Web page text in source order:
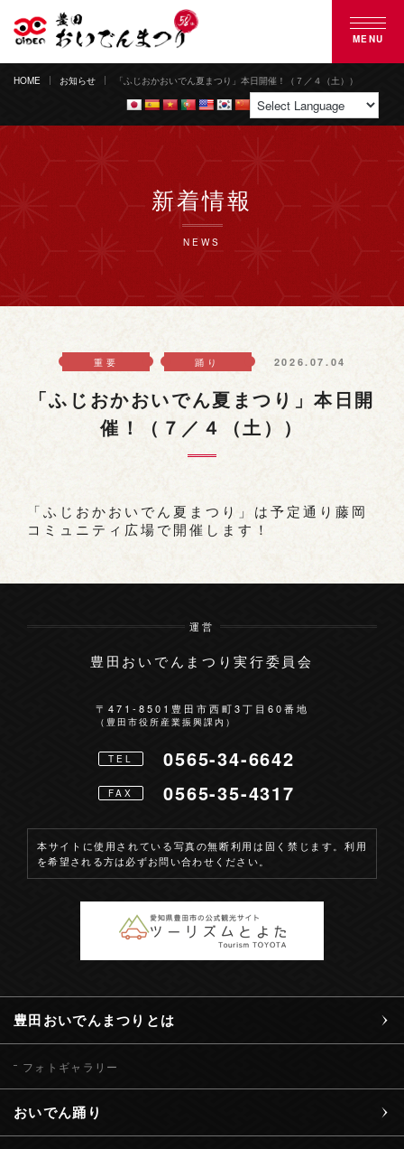
MENU
豊田おいでんまつりとは
よくある質問
HOME お知らせ 「ふじおかおいでん夏まつり」本日開催！（７／４（土））
新着情報
NEWS
重要 踊り 2026.07.04
「ふじおかおいでん夏まつり」本日開
催！（７／４（土））
「ふじおかおいでん夏まつり」は予定通り藤岡
コミュニティ広場で開催します！
豊田おいでんまつりとは
フォトギャラリー
おいでん踊り
運営
豊田おいでんまつり実行委員会
〒471-8501 豊田市西町3丁目60番地
（豊田市役所産業振興課内）
TEL 0565-34-6642
FAX 0565-35-4317
本サイトに使用されている写真の無断利用は固く禁じます。利用
を希望される方は必ずお問い合わせください。